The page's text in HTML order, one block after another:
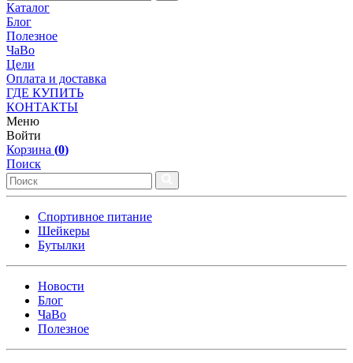
Каталог
Блог
Полезное
ЧаВо
Цели
Оплата и доставка
ГДЕ КУПИТЬ
КОНТАКТЫ
Меню
Войти
Корзина (0)
Поиск
Спортивное питание
Шейкеры
Бутылки
Новости
Блог
ЧаВо
Полезное